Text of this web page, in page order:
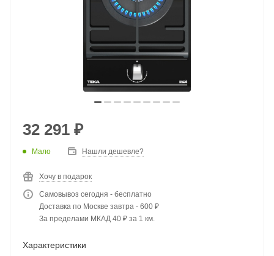
32 291 ₽
Мало Нашли дешевле?
Хочу в подарок
Самовывоз сегодня - бесплатно
Доставка по Москве завтра - 600 ₽
За пределами МКАД 40 ₽ за 1 км.
Характеристики